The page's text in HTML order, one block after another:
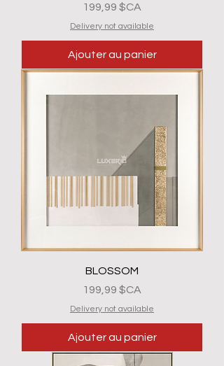
Prix
199,99 $CA
Delivery not available
Ajouter au panier
BLOSSOM
Prix
199,99 $CA
Delivery not available
Ajouter au panier